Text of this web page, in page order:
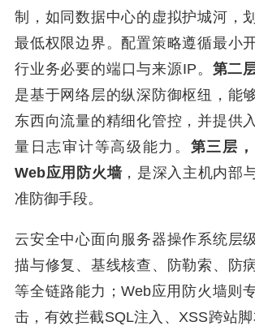
制，如同数据中心的虚拟护城河，
最低权限边界。配置策略遵循最小
行业务必要的端口与来源IP。 第二
是基于网络层的纵深防御枢纽，能
东西向流量的精细化管控，并提供
量日志审计等高级能力。 第三层
Web应用防火墙，是深入主机内部
准防御手段。
云安全中心面向服务器操作系统层
描与修复、基线核查、防勒索、防
等全链路能力；Web应用防火墙则
击，有效拦截SQL注入、XSS跨站